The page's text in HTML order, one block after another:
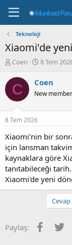
Teknoloji
Xiaomi'de
K
n
b
u
u
b
a
ş
l
a
t
a
n
Coen
B
ş
a
ç
a
r
i
h
i
8 Tem
C Coen
New member
8 Tem 2026
Xiaomi’nin bir
için lansman
kaynaklara göre
tanıtabileceği
Xiaomi'de yeni
Paylaş: